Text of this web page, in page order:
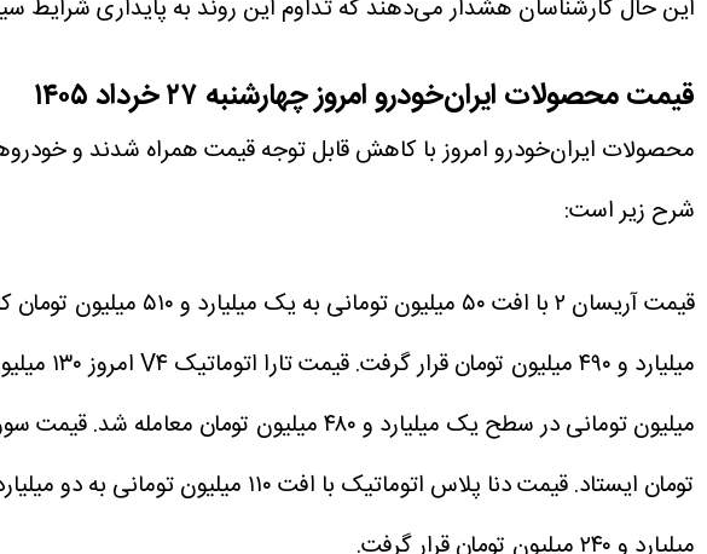
این حال کارشناسان هشدار می‌دهند که تداوم این روند به پایداری شرایط
قیمت محصولات ایران‌خودرو امروز چهارشنبه ۲۷ خرداد ۱۴۰۵
محصولات ایران‌خودرو امروز با کاهش قابل توجه قیمت همراه شدند و
شرح زیر است:
قیمت آریسان ۲ با افت ۵۰ میلیون تومانی به یک میلیارد و ۵۱۰ میلیون تومان کاهش پیدا کرد.
میلیارد و ۴۹۰ میلیون تومان قرار گرفت.
قیمت تارا اتوماتیک V۴ امروز ۱۳۰ میلیون تومان عقب‌نشینی کرد و به دو میلیارد و ۳۲۰ میلیون تومان رسید.
میلیون تومانی در سطح یک میلیارد و ۴۸۰ میلیون تومان معامله شد.
تومان ایستاد.قیمت دنا پلاس اتوماتیک با افت ۱۱۰ میلیون تومانی به دو میلیارد و ۴۱۰ میلیون تومان تنزل یافت.